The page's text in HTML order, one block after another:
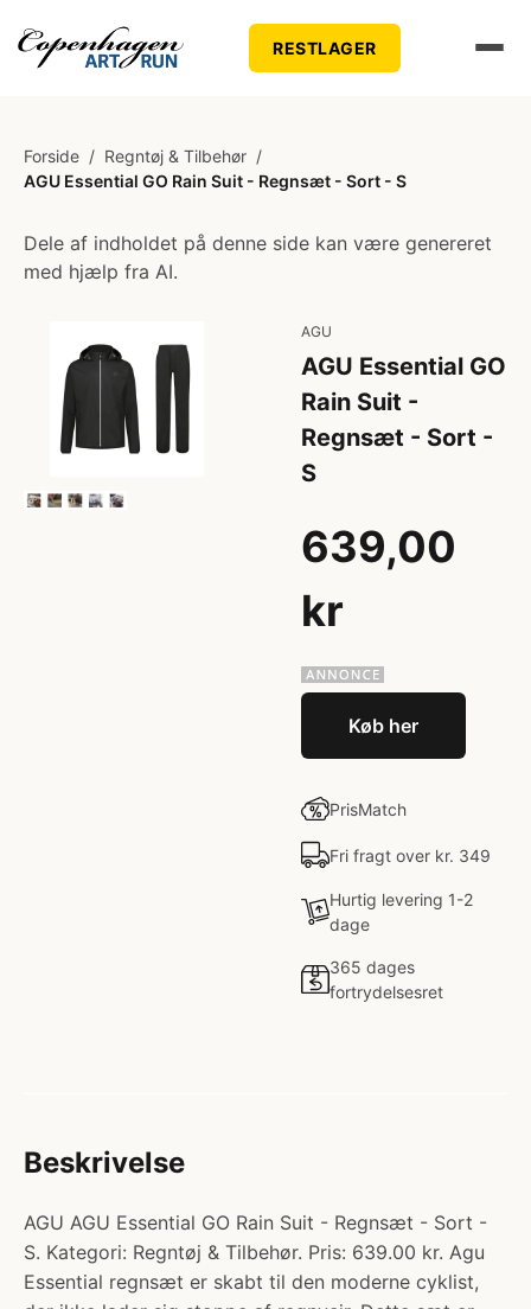
RESTLAGER
Forside / Regntøj & Tilbehør /
AGU Essential GO Rain Suit - Regnsæt - Sort - S
Dele af indholdet på denne side kan være genereret
med hjælp fra AI.
AGU
AGU Essential GO
Rain Suit -
Regnsæt - Sort -
S
639,00
kr
Køb her
PrisMatch
Fri fragt over kr. 349
Hurtig levering 1-2
dage
365 dages
fortrydelsesret
Beskrivelse
AGU AGU Essential GO Rain Suit - Regnsæt - Sort -
S. Kategori: Regntøj & Tilbehør. Pris: 639.00 kr. Agu
Essential regnsæt er skabt til den moderne cyklist,